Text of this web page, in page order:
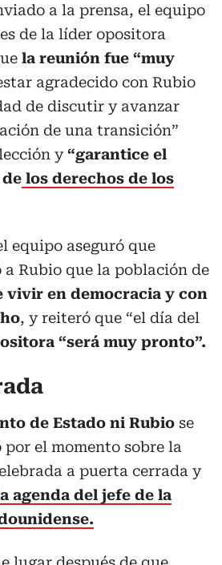
a la prensa, el equipo
de la líder opositora
la reunión fue “muy
agradecido con Rubio
de discutir y avanzar
de una transición”
y“garantice el
los derechos de los
equipo aseguró que
Rubio que la población de
vivir en democracia y con
, y reiteró que “el día del
“será muy pronto”.
de Estado ni Rubio se
el momento sobre la
a puerta cerrada y
agenda del jefe de la